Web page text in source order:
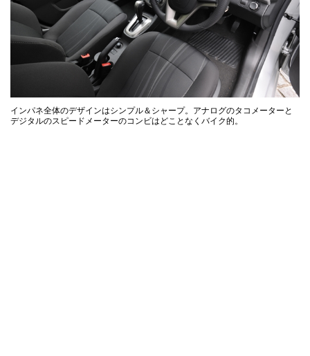
インパネ全体のデザインはシンプル＆シャープ。アナログのタコメーターと
デジタルのスピードメーターのコンビはどことなくバイク的。